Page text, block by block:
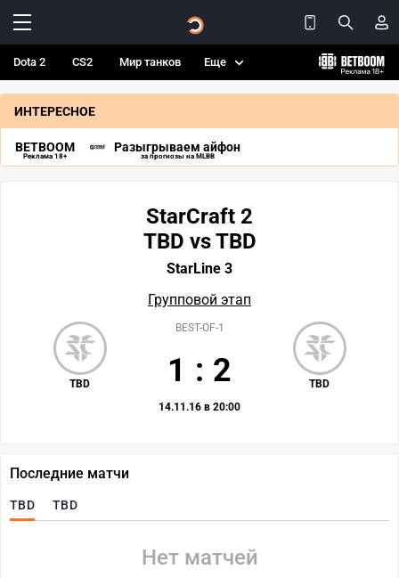
Dota 2 CS2 Мир танков Еще
ИНТЕРЕСНОЕ
BETBOOM
Реклама 18+
Разыгрываем айфон
за прогнозы на MLBB
StarCraft 2
TBD vs TBD
StarLine 3
Групповой этап
TBD TBD
BEST-OF-1
1 : 2
14.11.16 в 20:00
Последние матчи
TBD TBD
Нет матчей